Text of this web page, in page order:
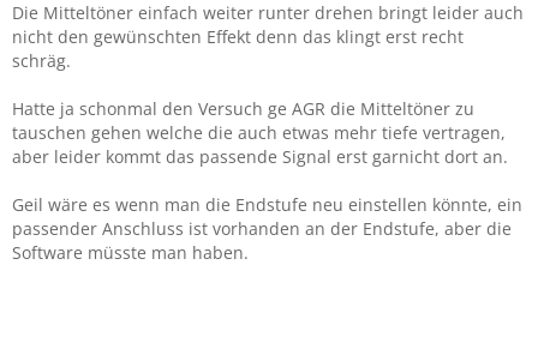
Die Mitteltöner einfach weiter runter drehen bringt leider auch
nicht den gewünschten Effekt denn das klingt erst recht
schräg.
Hatte ja schonmal den Versuch ge AGR die Mitteltöner zu
tauschen gehen welche die auch etwas mehr tiefe vertragen,
aber leider kommt das passende Signal erst garnicht dort an.
Geil wäre es wenn man die Endstufe neu einstellen könnte, ein
passender Anschluss ist vorhanden an der Endstufe, aber die
Software müsste man haben.